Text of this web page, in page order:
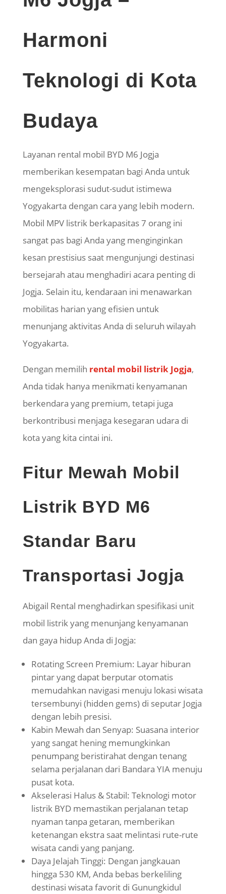
Harmoni
Teknologi di Kota
Budaya
Layanan rental mobil BYD M6 Jogja
memberikan kesempatan bagi Anda untuk
mengeksplorasi sudut-sudut istimewa
Yogyakarta dengan cara yang lebih modern.
Mobil MPV listrik berkapasitas 7 orang ini
sangat pas bagi Anda yang menginginkan
kesan prestisius saat mengunjungi destinasi
bersejarah atau menghadiri acara penting di
Jogja. Selain itu, kendaraan ini menawarkan
mobilitas harian yang efisien untuk
menunjang aktivitas Anda di seluruh wilayah
Yogyakarta.
Dengan memilih rental mobil listrik Jogja,
Anda tidak hanya menikmati kenyamanan
berkendara yang premium, tetapi juga
berkontribusi menjaga kesegaran udara di
kota yang kita cintai ini.
Fitur Mewah Mobil
Listrik BYD M6
Standar Baru
Transportasi Jogja
Abigail Rental menghadirkan spesifikasi unit
mobil listrik yang menunjang kenyamanan
dan gaya hidup Anda di Jogja:
Rotating Screen Premium: Layar hiburan
pintar yang dapat berputar otomatis
memudahkan navigasi menuju lokasi wisata
tersembunyi (hidden gems) di seputar Jogja
dengan lebih presisi.
Kabin Mewah dan Senyap: Suasana interior
yang sangat hening memungkinkan
penumpang beristirahat dengan tenang
selama perjalanan dari Bandara YIA menuju
pusat kota.
Akselerasi Halus & Stabil: Teknologi motor
listrik BYD memastikan perjalanan tetap
nyaman tanpa getaran, memberikan
ketenangan ekstra saat melintasi rute-rute
wisata candi yang panjang.
Daya Jelajah Tinggi: Dengan jangkauan
hingga 530 KM, Anda bebas berkeliling
destinasi wisata favorit di Gunungkidul